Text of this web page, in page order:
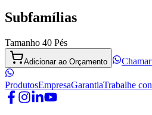
Subfamílias
Tamanho 40 Pés
Adicionar ao Orçamento
ProdutosEmpresaGarantiaTrabalhe